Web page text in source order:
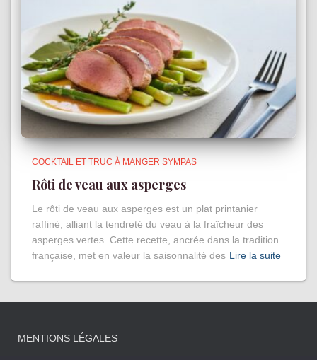
COCKTAIL ET TRUC À MANGER SYMPAS
Rôti de veau aux asperges
Le rôti de veau aux asperges est un plat printanier
raffiné, alliant la tendreté du veau à la fraîcheur des
asperges vertes. Cette recette, ancrée dans la tradition
française, met en valeur la saisonnalité des Lire la suite
MENTIONS LÉGALES